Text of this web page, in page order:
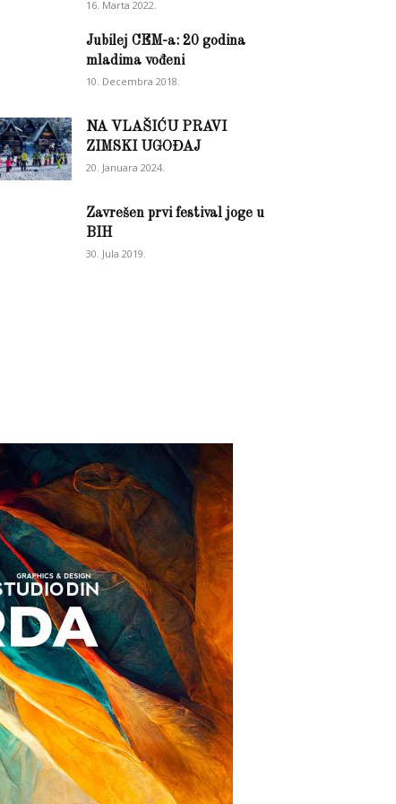
16. Marta 2022.
Jubilej CEM-a: 20 godina
mladima vođeni
10. Decembra 2018.
NA VLAŠIĆU PRAVI
ZIMSKI UGOĐAJ
20. Januara 2024.
Zavrešen prvi festival joge u
BIH
30. Jula 2019.